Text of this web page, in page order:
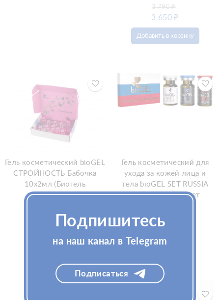
Добавить в корзину
3 790₽
3 650₽
Гель косметический bioGEL
СТРОЙНОСТЬ Бабочка
10х2мл (Биогель
Стройность)
Гель косметический для
ухода за кожей лица и
тела bioGEL SET RUSSIA
3х5мл (Биогель сет
Подпишитесь
на наш канал в Telegram
Подписаться